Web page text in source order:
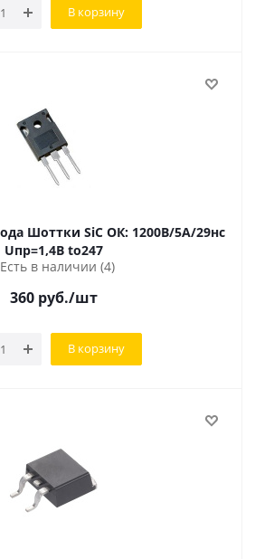
В корзину
Uпр=1,4В to247
Есть в наличии (4)
360руб./шт
В корзину